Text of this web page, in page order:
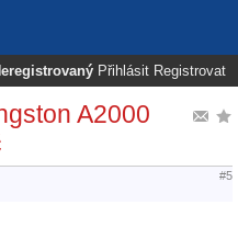
Přihlásit Registrovat
A2000
#5